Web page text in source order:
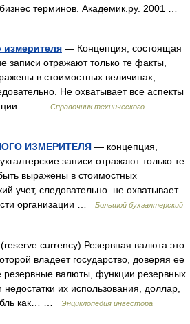
терминов. Академик.ру. 2001 …
измерителя — Концепция, состоящая
записи отражают только те факты,
в стоимостных величинах;
Не охватывает все аспекты
…
Справочник технического
ИЗМЕРИТЕЛЯ — концепция,
записи отражают только те
выражены в стоимостных
учет, следовательно. не охватывает
организации …
Большой бухгалтерский
currency) Резервная валюта это
владеет государство, доверяя ее
резервные валюты, функции резервных
их использования, доллар,
как… …
Энциклопедия инвестора